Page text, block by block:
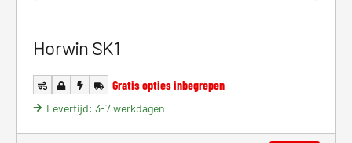
Horwin SK1
Gratis opties inbegrepen
Levertijd: 3-7 werkdagen